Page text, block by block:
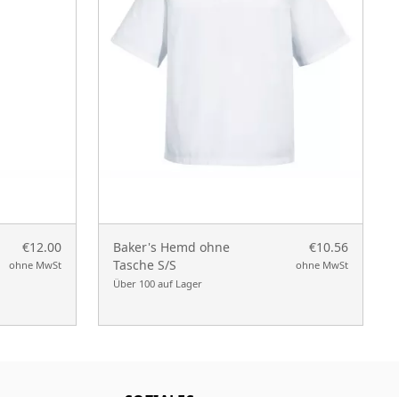
€12.00
ohne MwSt
Baker's Hemd ohne
Tasche S/S
Über 100 auf Lager
€10.56
ohne MwSt